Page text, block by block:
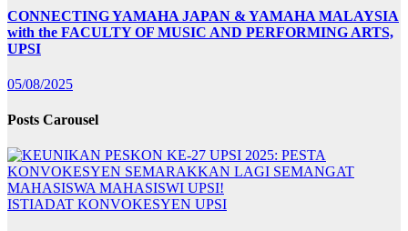
CONNECTING YAMAHA JAPAN & YAMAHA MALAYSIA
with the FACULTY OF MUSIC AND PERFORMING ARTS,
UPSI
05/08/2025
Posts Carousel
ISTIADAT KONVOKESYEN UPSI